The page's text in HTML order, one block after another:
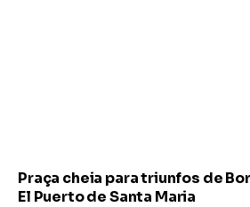
Praça cheia para triunfos de
El Puerto de Santa Maria